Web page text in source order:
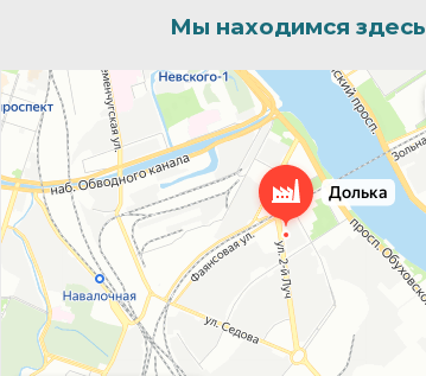
Мы находимся здесь
Долька
Производственное предприятие в Санкт‑Петербурге